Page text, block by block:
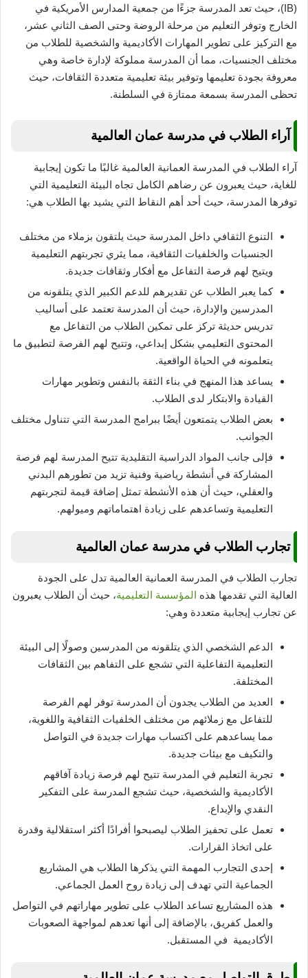
(IB)، حيث تعد المدرسة جزءًا من جمعية المدارس الأمريكية في
الخارج وتوفر التعليم من مرحلة الروضة وحتى الصف الثاني عشر،
مع التركيز على تطوير المهارات الأكاديمية والشخصية للطلاب من
مختلف الجنسيات، مما أن المدرسة مملوكة لإدارة خاصة وهي
معروفة بجودة تعليمها وتوفير بيئة تعليمية متعددة الثقافات، حيث
تحظى المدرسة بسمعة ممتازة في السلطنة.
آراء الطلاب في مدرسة عمان العالمية
آراء الطلاب في المدرسة العمانية العالمية غالبًا ما تكون إيجابية
للغاية، حيث يعبرون عن رضاهم الكامل تجاه البيئة التعليمية التي
توفرها المدرسة، حيث أحد أهم النقاط التي يشيد بها الطلاب هي:
التنوع الثقافي داخل المدرسة حيث يلتقون بزملاء من مختلف
الجنسيات والخلفيات الثقافية، مما يثري تجربتهم التعليمية
ويتيح لهم فرصة التفاعل مع أفكار وثقافات جديدة.
كما يعبر الطلاب عن تقديرهم للدعم الكبير الذي يتلقونه من
المدرسين والإدارة، حيث أن المدرسة تعتمد على أساليب
تدريس حديثة تركز على تمكين الطلاب من التفاعل مع
المحتوى التعليمي بشكل إبداعي، وتتيح لهم الفرصة لتطبيق ما
يتعلمونه في الحياة الواقعية.
يساعد هذا المنهج في بناء الثقة بالنفس وتطوير مهارات
القيادة والابتكار لدى الطلاب.
بعض الطلاب يتمتعون أيضًا ببرامج المدرسة التي تتناول مختلف
الجوانب.
فإلى جانب المواد الدراسية التقليدية تتيح المدرسة لهم فرصة
المشاركة في أنشطة رياضية وفنية تزيد من تطورهم البدني
والعقلي، حيث أن هذه الأنشطة تمثل إضافة قيمة لتجربتهم
التعليمية وتساعدهم على زيادة اهتماماتهم وميولهم.
تجارب الطلاب في مدرسة عمان العالمية
تجارب الطلاب في المدرسة العمانية العالمية تدل على الجودة
العالية التي تقدمها هذه المؤسسة التعليمية، حيث أن الطلاب يعبرون
عن تجارب إيجابية متعددة وهي:
الدعم الشخصي الذي يتلقونه من المدرسين وصولًا إلى البيئة
التعليمية التفاعلية التي تشجع على التفاهم بين الثقافات
المختلفة.
العديد من الطلاب يجدون أن المدرسة توفر لهم الفرصة
للتفاعل مع زملائهم من مختلف الخلفيات الثقافية واللغوية،
مما يساعدهم على اكتساب مهارات جديدة في التواصل
والتكيف مع بيئات جديدة.
تجربة التعليم في المدرسة تتيح لهم فرصة زيادة آفاقهم
الأكاديمية والشخصية، حيث تشجع المدرسة على التفكير
النقدي والإبداع.
تعمل على تحفيز الطلاب ليصبحوا أفرادًا أكثر استقلالية وقدرة
على اتخاذ القرارات.
إحدى التجارب المهمة التي يذكرها الطلاب هي المشاريع
الجماعية التي تهدف إلى زيادة روح العمل الجماعي.
هذه المشاريع تساعد الطلاب على تطوير مهاراتهم في التواصل
والعمل كفريق، بالإضافة إلى أنها تعدهم لمواجهة الصعوبات
الأكاديمية في المستقبل.